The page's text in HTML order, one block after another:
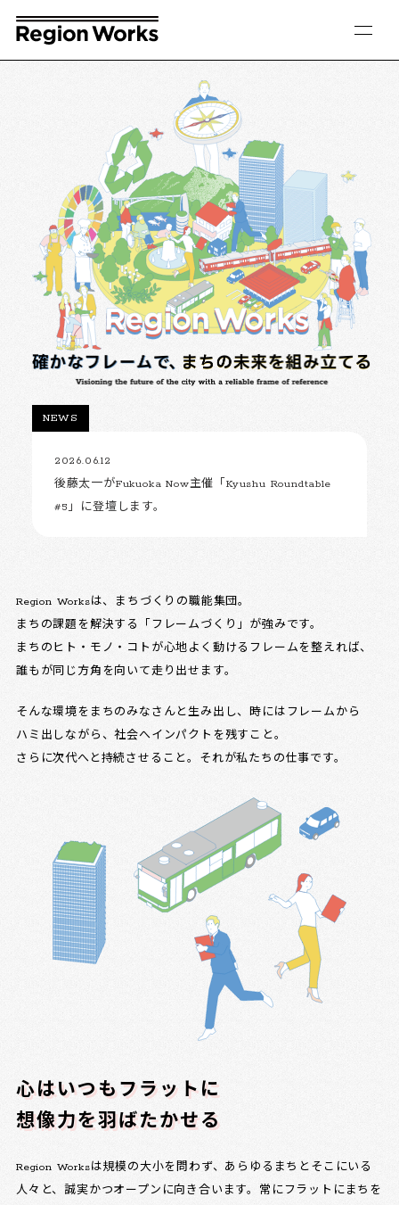
NEWS
2026.06.12
後藤太一がFukuoka Now主催「Kyushu Roundtable
#5」に登壇します。
Region Worksは、まちづくりの職能集団。
まちの課題を解決する「フレームづくり」が強みです。
まちのヒト・モノ・コトが心地よく動けるフレームを整えれば、
誰もが同じ方角を向いて走り出せます。
そんな環境をまちのみなさんと生み出し、時にはフレームから
ハミ出しながら、社会へインパクトを残すこと。
さらに次代へと持続させること。それが私たちの仕事です。
心はいつもフラットに
想像力を羽ばたかせる
Region Worksは規模の大小を問わず、あらゆるまちとそこにいる
人々と、誠実かつオープンに向き合います。常にフラットにまちを